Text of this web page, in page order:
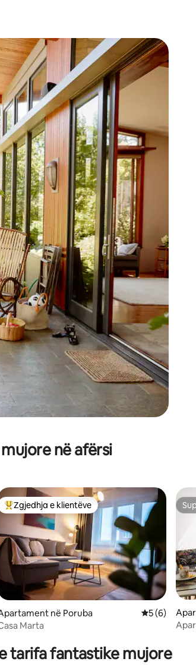
duke prekur ose duke lëvizur ekranin.
në afërsi
4,95 nga 5, 43 vlerësime
Më të mirat e zgjedhjeve të klientëve
Zgjedhja e klientëve
në Poruba Vlerësimi
5 (6)
Marta
tarifa fantastike mujore